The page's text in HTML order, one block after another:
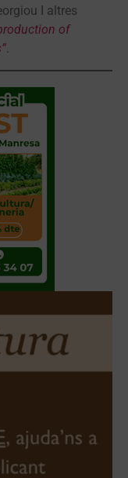
I altres
of
.